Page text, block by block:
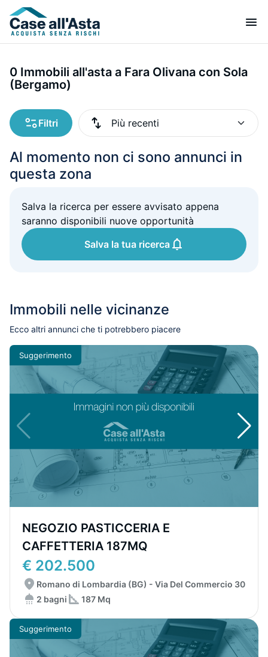
0 Immobili all'asta a Fara Olivana con Sola
(Bergamo)
Filtri
Al momento non ci sono annunci in
questa zona
Salva la ricerca per essere avvisato appena
saranno disponibili nuove opportunità
Salva la tua ricerca
Immobili nelle vicinanze
Ecco altri annunci che ti potrebbero piacere
Suggerimento
NEGOZIO PASTICCERIA E
CAFFETTERIA 187MQ
€ 202.500
Romano di Lombardia (BG) - Via Del Commercio 30
2 bagni
187 Mq
Suggerimento